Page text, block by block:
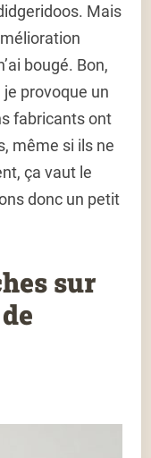
Mais
bougé. Bon,
je provoque un
fabricants ont
même si ils ne
ça vaut le
donc un petit
sur